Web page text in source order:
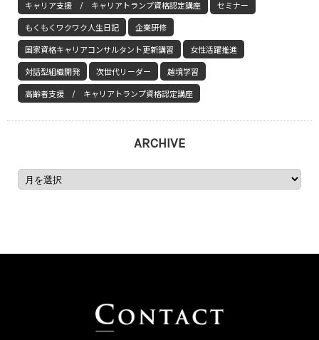
キャリア支援 / キャリアトランプ資格認定講座 セミナー
もくもくワクワク人生日記 企業研修
国家資格キャリアコンサルタント更新講習 女性活躍推進
対話型組織開発 次世代リーダー 越境学習
高齢者支援 / キャリアトランプ資格認定講座
ARCHIVE